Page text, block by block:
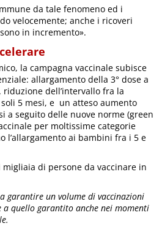
da tale fenomeno ed i
velocemente; anche i ricoveri
in incremento».
la campagna vaccinale subisce
allargamento della 3° dose a
dell’intervallo fra la
5 mesi, e un atteso aumento
a seguito delle nuove norme (green
per moltissime categorie
l’allargamento ai bambini fra i 5 e
di persone da vaccinare in
a garantire un volume di vaccinazioni
quello garantito anche nei momenti